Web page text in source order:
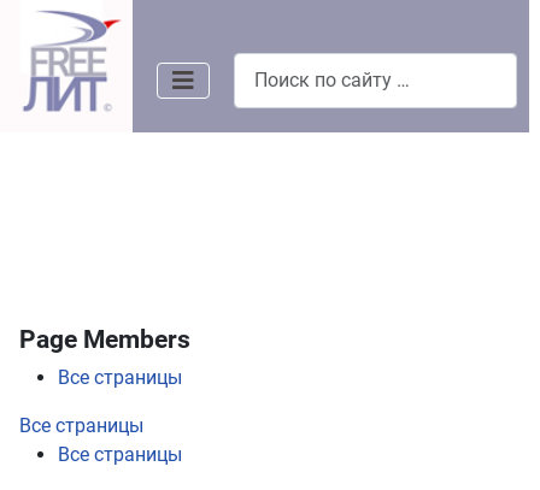
Page Members
Все страницы
Все страницы
Все страницы